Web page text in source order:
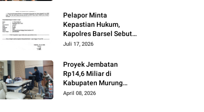
Kondusif Dengan Insan
Pers
Pelapor Minta
Kepastian Hukum,
Kapolres Barsel Sebut
Dugaan Penyerobotan
Juli 17, 2026
Proyek Jembatan
Rp14,6 Miliar di
Kabupaten Murung
Raya Mangkrak,
April 08, 2026